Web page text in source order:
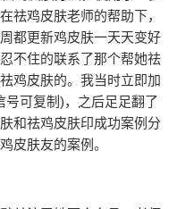
祛鸡皮肤老师的帮助下，
都更新鸡皮肤一天天变好
不住的联系了那个帮她祛
鸡皮肤的。我当时立即加
可复制)，之后足足翻了
和祛鸡皮肤印成功案例分
皮肤友的案例。